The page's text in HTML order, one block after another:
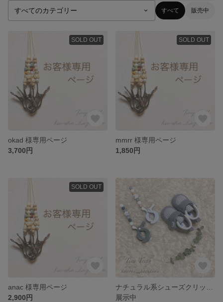
すべて 販売中
SOLD OUT
okad 様専用ページ
3,700円
SOLD OUT
mmrr 様専用ページ
1,850円
SOLD OUT
anac 様専用ページ
2,900円
展示中